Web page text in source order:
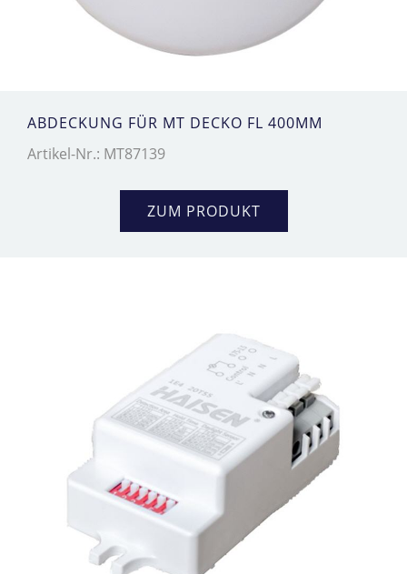
ABDECKUNG FÜR MT DECKO FL 400MM
Artikel-Nr.: MT87139
ZUM PRODUKT